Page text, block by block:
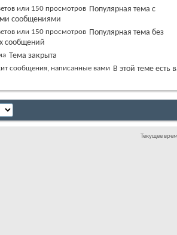
Популярная тема с
сообщениями
Популярная тема без
сообщений
Тема закрыта
В этой теме есть
Текущее